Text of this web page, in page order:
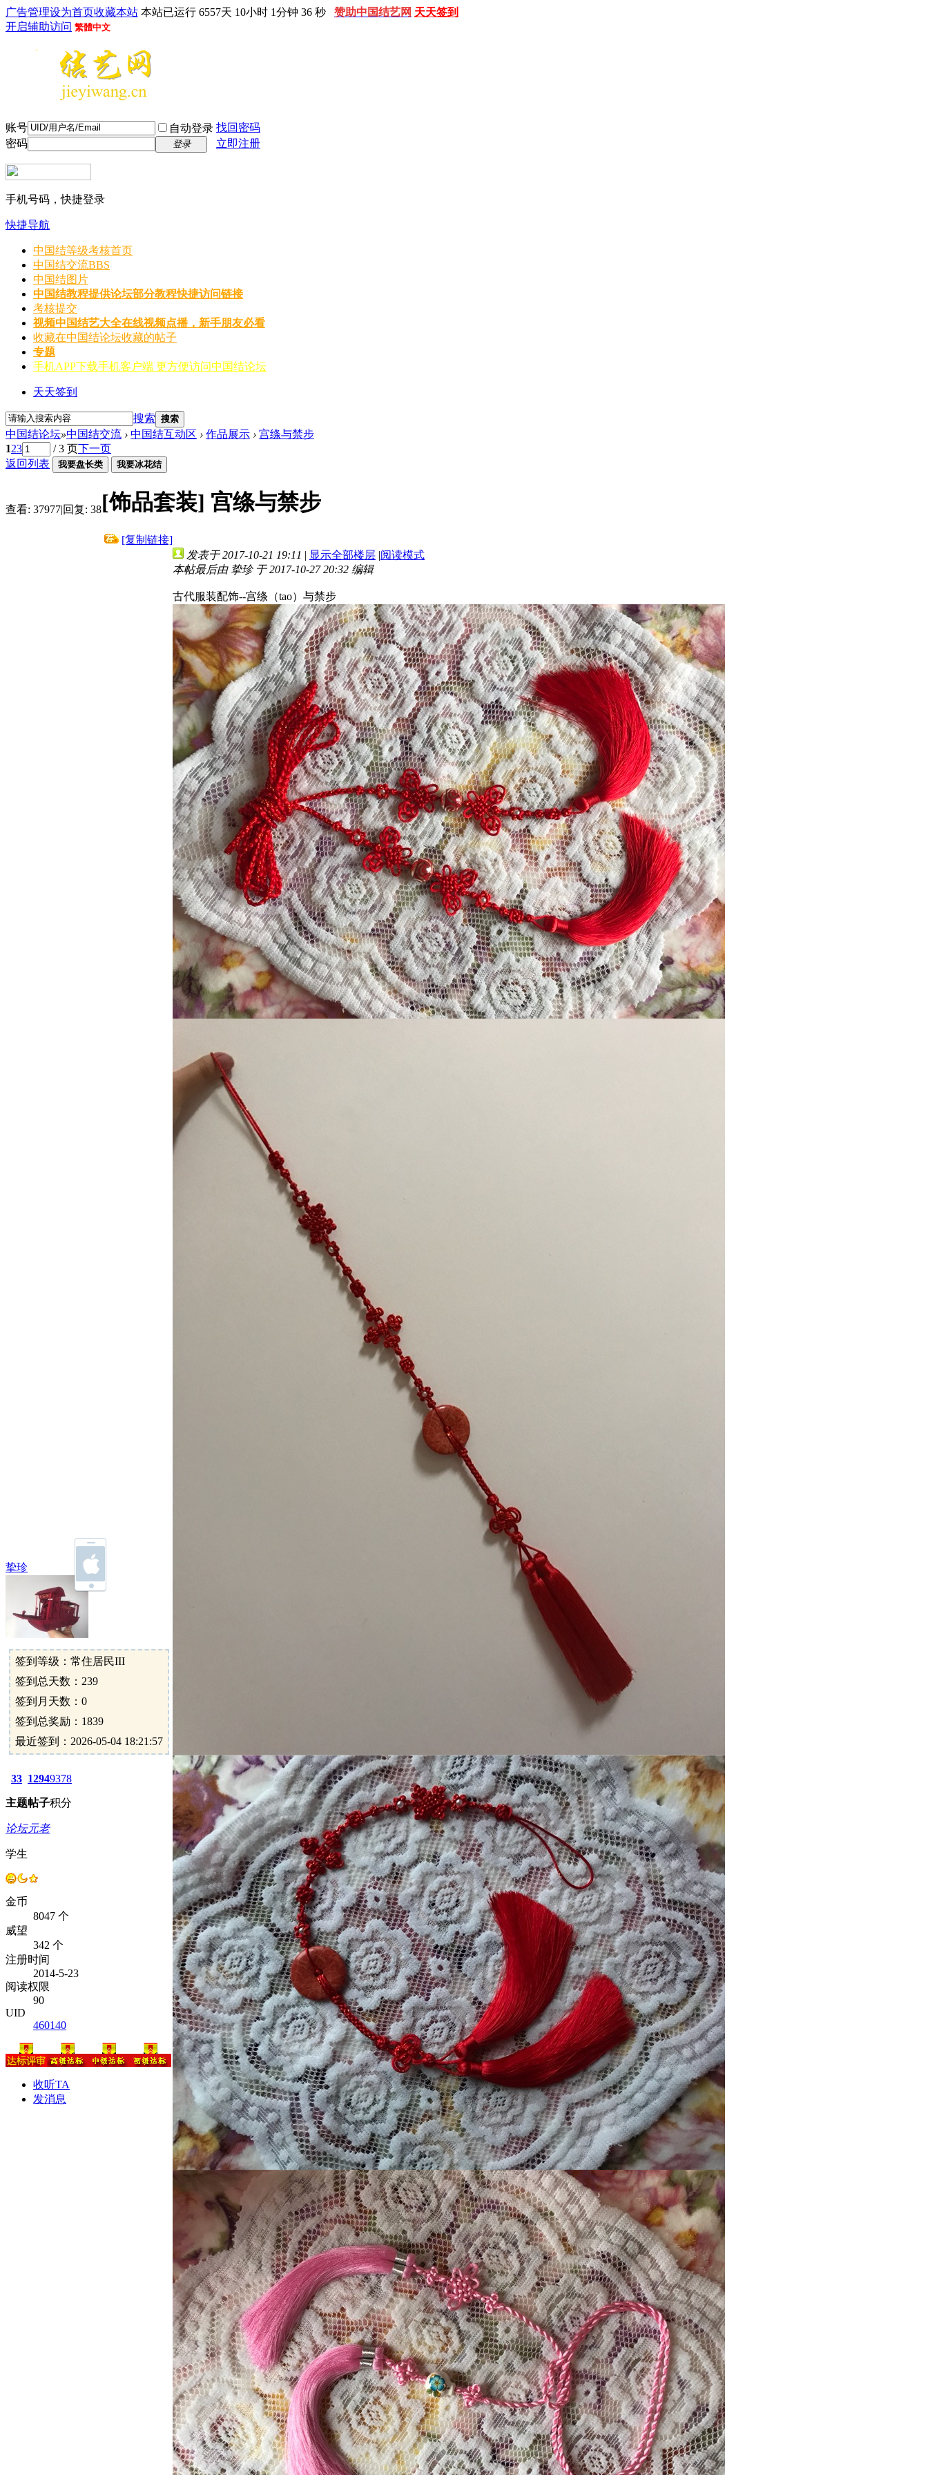
广告管理设为首页收藏本站 本站已运行 6557天 10小时 1分钟 38 秒 赞助中国结艺网 天天签到
开启辅助访问 繁體中文
账号 自动登录 找回密码
密码
登录 立即注册
手机号码，快捷登录
快捷导航
中国结等级考核首页
中国结交流BBS
中国结图片
中国结教程提供论坛部分教程快捷访问链接
考核提交
视频中国结艺大全在线视频点播，新手朋友必看
收藏在中国结论坛收藏的帖子
专题
手机APP下载手机客户端 更方便访问中国结论坛
天天签到
搜索 搜索
中国结论坛»中国结交流 › 中国结互动区 › 作品展示 › 宫绦与禁步
123 / 3 页下一页
返回列表
我要盘长类 我要冰花结
查看: 37977|回复: 38[饰品套装] 宫绦与禁步
[复制链接]
挚珍
签到等级：常住居民III
签到总天数：239
签到月天数：0
签到总奖励：1839
最近签到：2026-05-04 18:21:57
33
主题
1294
帖子
9378
积分
论坛元老
学生
金币
8047 个
威望
342 个
注册时间
2014-5-23
阅读权限
90
UID
460140
收听TA
发消息
发表于 2017-10-21 19:11 | 显示全部楼层 |阅读模式
本帖最后由 挚珍 于 2017-10-27 20:32 编辑
古代服装配饰--宫绦（tao）与禁步